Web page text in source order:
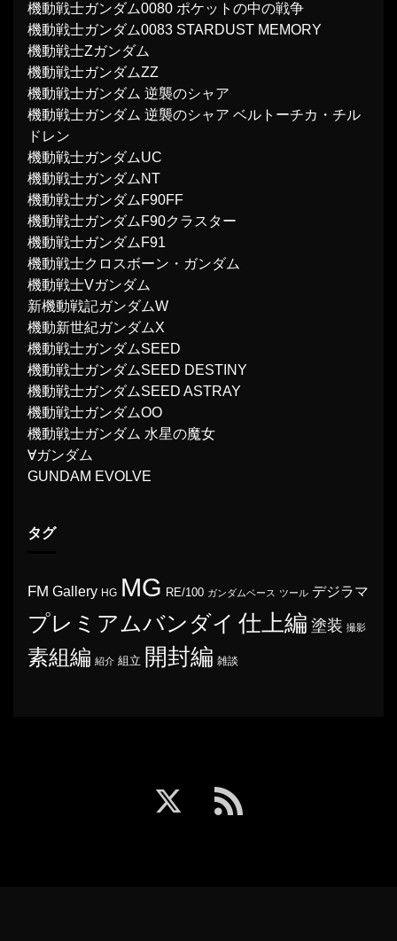
機動戦士ガンダム0080 ポケットの中の戦争
機動戦士ガンダム0083 STARDUST MEMORY
機動戦士Ζガンダム
機動戦士ガンダムΖΖ
機動戦士ガンダム 逆襲のシャア
機動戦士ガンダム 逆襲のシャア ベルトーチカ・チル
ドレン
機動戦士ガンダムUC
機動戦士ガンダムNT
機動戦士ガンダムF90FF
機動戦士ガンダムF90クラスター
機動戦士ガンダムF91
機動戦士クロスボーン・ガンダム
機動戦士Vガンダム
新機動戦記ガンダムW
機動新世紀ガンダムX
機動戦士ガンダムSEED
機動戦士ガンダムSEED DESTINY
機動戦士ガンダムSEED ASTRAY
機動戦士ガンダムOO
機動戦士ガンダム 水星の魔女
∀ガンダム
GUNDAM EVOLVE
タグ
FM Gallery HG MG RE/100 ガンダムベース ツール デジラマ
プレミアムバンダイ 仕上編 塗装 撮影
素組編 紹介 組立 開封編 雑談